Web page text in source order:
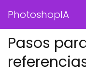
PhotoshopIA
Pasos